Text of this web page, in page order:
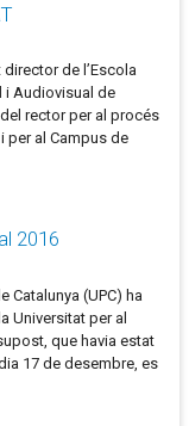
de l’Escola
i Audiovisual de
del rector per al procés
i per al Campus de
2016
Catalunya (UPC) ha
Universitat per al
que havia estat
17 de desembre, es